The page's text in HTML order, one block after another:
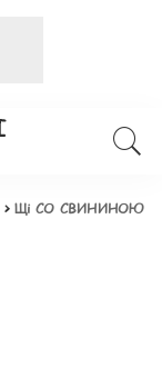
>Щі СО СВИНИНОЮ